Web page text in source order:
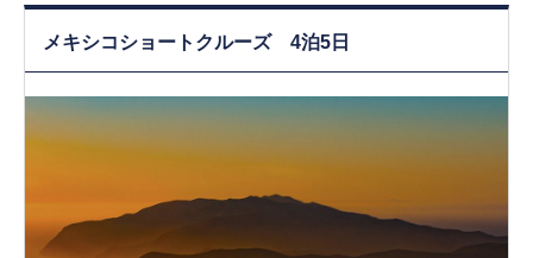
メキシコショートクルーズ 4泊5日